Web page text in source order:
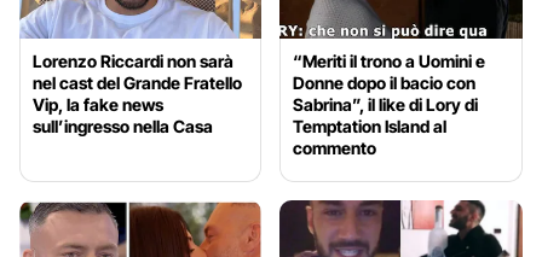
Lorenzo Riccardi non sarà
nel cast del Grande Fratello
Vip, la fake news
sull’ingresso nella Casa
“Meriti il trono a Uomini e
Donne dopo il bacio con
Sabrina”, il like di Lory di
Temptation Island al
commento